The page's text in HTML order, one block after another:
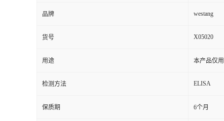
品牌 westang
货号 X05020
用途 本产品仅
检测方法 ELISA
保质期 6个月